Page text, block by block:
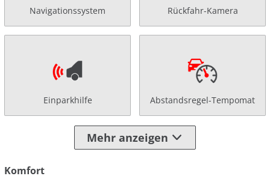
Navigationssystem Rückfahr-Kamera
Einparkhilfe Abstandsregel-Tempomat
Mehr anzeigen
Komfort